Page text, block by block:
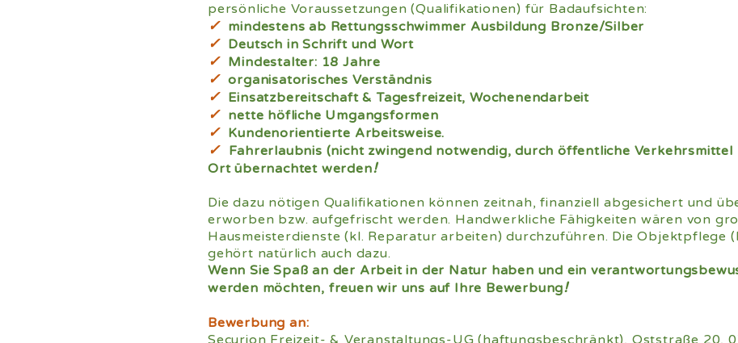
persönliche Voraussetzungen (Qualifikationen) für Badaufsichten:
✓ mindestens ab Rettungsschwimmer Ausbildung Bronze/Silber
✓ Deutsch in Schrift und Wort
✓ Mindestalter: 18 Jahre
✓ organisatorisches Verständnis
✓ Einsatzbereitschaft & Tagesfreizeit, Wochenendarbeit
✓ nette höfliche Umgangsformen
✓ Kundenorientierte Arbeitsweise.
✓ Fahrerlaubnis (nicht zwingend notwendig, durch öffentliche Verkehrsmittel
Ort übernachtet werden!
Die dazu nötigen Qualifikationen können zeitnah, finanziell abgesichert und
erworben bzw. aufgefrischt werden. Handwerkliche Fähigkeiten wären von
Hausmeisterdienste (kl. Reparatur arbeiten) durchzuführen. Die Objektpflege
gehört natürlich auch dazu.
Wenn Sie Spaß an der Arbeit in der Natur haben und ein
werden möchten, freuen wir uns auf Ihre Bewerbung!
Bewerbung an:
Securion Freizeit- & Veranstaltungs-UG (haftungsbeschränkt), Oststraße 20,